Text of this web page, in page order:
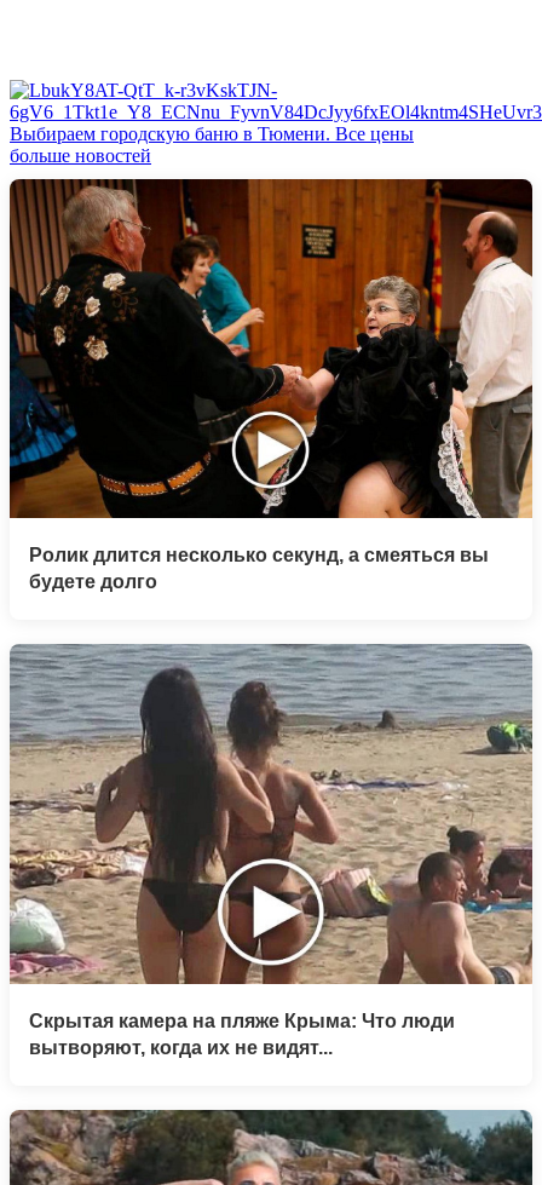
Выбираем городскую баню в Тюмени. Все цены
больше новостей
Ролик длится несколько секунд, а смеяться вы
будете долго
Скрытая камера на пляже Крыма: Что люди
вытворяют, когда их не видят...